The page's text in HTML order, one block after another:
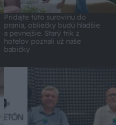
Pridajte túto surovinu do
prania, obliečky budú hladšie
a pevnejšie. Starý trik z
hotelov poznali už naše
babičky